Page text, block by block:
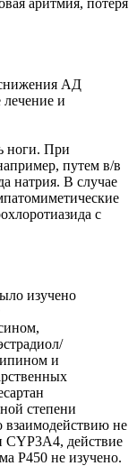
АД
лечение и
ноги. При
путем в/в
натрия. В случае
с
изучено
и
степени
взаимодействию не
CYP3A4, действие
Р450 не изучено.